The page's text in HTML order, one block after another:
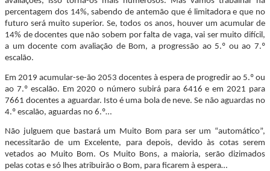
percentagem dos 14%, sabendo de antemão que é limitadora e que no
futuro será muito superior. Se, todos os anos, houver um acumular de
14% de docentes que não sobem por falta de vaga, vai ser muito difícil,
a um docente com avaliação de Bom, a progressão ao 5.º ou ao 7.º
escalão.
Em 2019 acumular-se-ão 2053 docentes à espera de progredir ao 5.º ou
ao 7.º escalão. Em 2020 o número subirá para 6416 e em 2021 para
7661 docentes a aguardar. Isto é uma bola de neve. Se não aguardas no
4.º escalão, aguardas no 6.º…
Não julguem que bastará um Muito Bom para ser um “automático”,
necessitarão de um Excelente, para depois, devido às cotas serem
vetados ao Muito Bom. Os Muito Bons, a maioria, serão dizimados
pelas cotas e só lhes atribuirão o Bom, para ficarem à espera…